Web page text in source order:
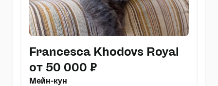
Francesca Khodovs Royal
от 50 000 ₽
Мейн-кун